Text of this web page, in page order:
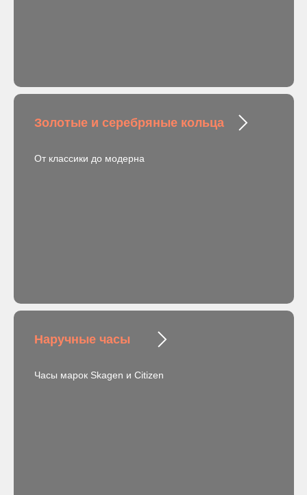
Золотые и серебряные кольца
От классики до модерна
Наручные часы
Часы марок Skagen и Citizen